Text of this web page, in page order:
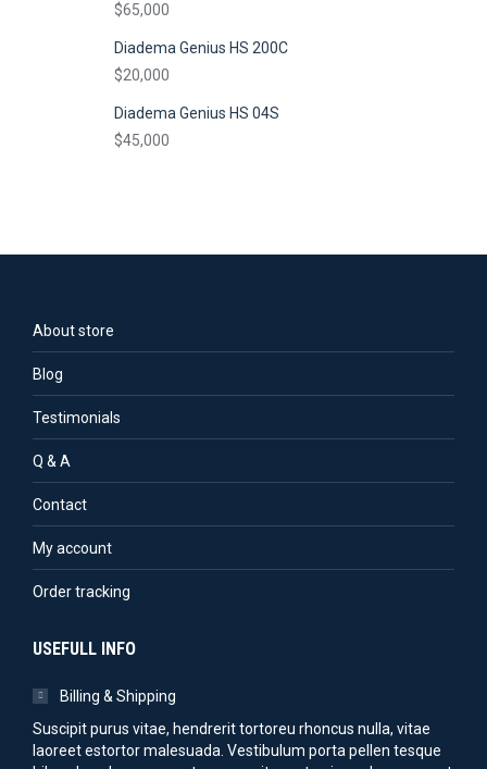
$65,000
Diadema Genius HS 200C
$20,000
Diadema Genius HS 04S
$45,000
About store
Blog
Testimonials
Q & A
Contact
My account
Order tracking
USEFULL INFO
Billing & Shipping
Suscipit purus vitae, hendrerit tortoreu rhoncus nulla, vitae
laoreet estortor malesuada. Vestibulum porta pellen tesque